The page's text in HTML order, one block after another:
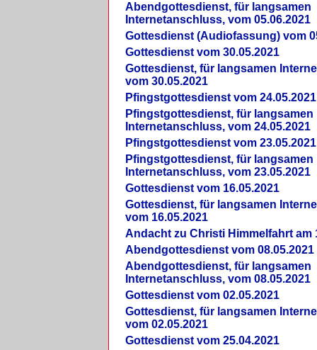
Abendgottesdienst, für langsamen
Internetanschluss, vom 05.06.2021
Gottesdienst (Audiofassung) vom
Gottesdienst vom 30.05.2021
Gottesdienst, für langsamen
vom 30.05.2021
Pfingstgottesdienst vom 24.05.2021
Pfingstgottesdienst, für langsamen
Internetanschluss, vom 24.05.2021
Pfingstgottesdienst vom 23.05.2021
Pfingstgottesdienst, für langsamen
Internetanschluss, vom 23.05.2021
Gottesdienst vom 16.05.2021
Gottesdienst, für langsamen
vom 16.05.2021
Andacht zu Christi Himmelfahrt am
Abendgottesdienst vom 08.05.2021
Abendgottesdienst, für langsamen
Internetanschluss, vom 08.05.2021
Gottesdienst vom 02.05.2021
Gottesdienst, für langsamen
vom 02.05.2021
Gottesdienst vom 25.04.2021